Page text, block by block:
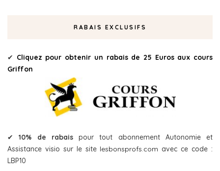
RABAIS EXCLUSIFS
✔ Cliquez pour obtenir un rabais de 25 Euros aux cours
Griffon
✔10% de rabaispour tout abonnement Autonomie et
Assistance visio sur le site lesbonsprofs.com avec ce code :
LBP10